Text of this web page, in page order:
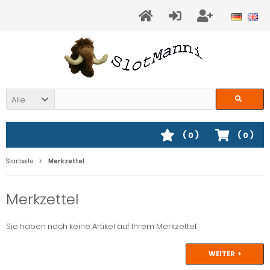
Alle
( 0)
( 0)
Startseite Merkzettel
Merkzettel
Sie haben noch keine Artikel auf Ihrem Merkzettel.
WEITER